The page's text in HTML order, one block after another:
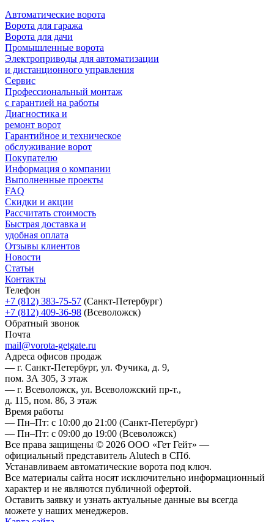
Автоматические ворота
Ворота для гаража
Ворота для дачи
Промышленные ворота
Электроприводы для автоматизации
и дистанционного управления
Сервис
Профессиональный монтаж
с гарантией на работы
Диагностика и
ремонт ворот
Гарантийное и техническое
обслуживание ворот
Покупателю
Информация о компании
Выполненные проекты
FAQ
Скидки и акции
Рассчитать стоимость
Быстрая доставка и
удобная оплата
Отзывы клиентов
Новости
Статьи
Контакты
Телефон
+7 (812) 383-75-57 (Санкт-Петербург)
+7 (812) 409-36-98 (Всеволожск)
Обратный звонок
Почта
mail@vorota-getgate.ru
Адреса офисов продаж
— г. Санкт-Петербург, ул. Фучика, д. 9,
пом. 3А 305, 3 этаж
— г. Всеволожск, ул. Всеволожский пр-т.,
д. 115, пом. 86, 3 этаж
Время работы
— Пн–Пт: с 10:00 до 21:00 (Санкт-Петербург)
— Пн–Пт: с 09:00 до 19:00 (Всеволожск)
Все права защищены © 2026 ООО «Гет Гейт» —
официальный представитель Alutech в СПб.
Устанавливаем автоматические ворота под ключ.
Все материалы сайта носят исключительно информационный
характер и не являются публичной офертой.
Оставить заявку и узнать актуальные данные вы всегда
можете у наших менеджеров.